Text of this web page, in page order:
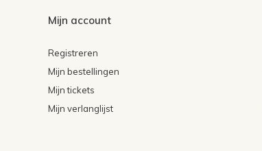
Mijn account
Registreren
Mijn bestellingen
Mijn tickets
Mijn verlanglijst